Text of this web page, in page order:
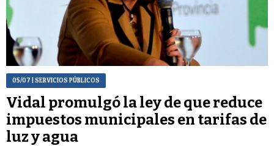
05/07 | SERVICIOS PÚBLICOS
Vidal promulgó la ley de que reduce
impuestos municipales en tarifas de
luz y agua